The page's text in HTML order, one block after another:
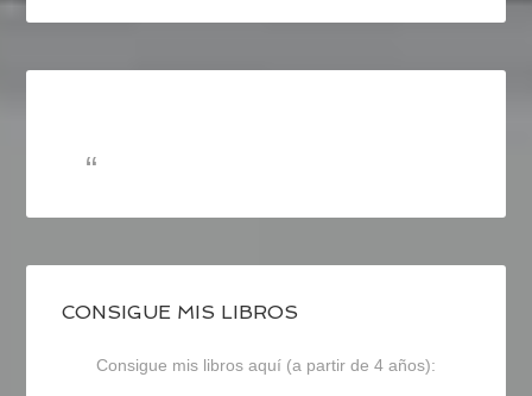
CONSIGUE MIS LIBROS
Consigue mis libros aquí (a partir de 4 años):